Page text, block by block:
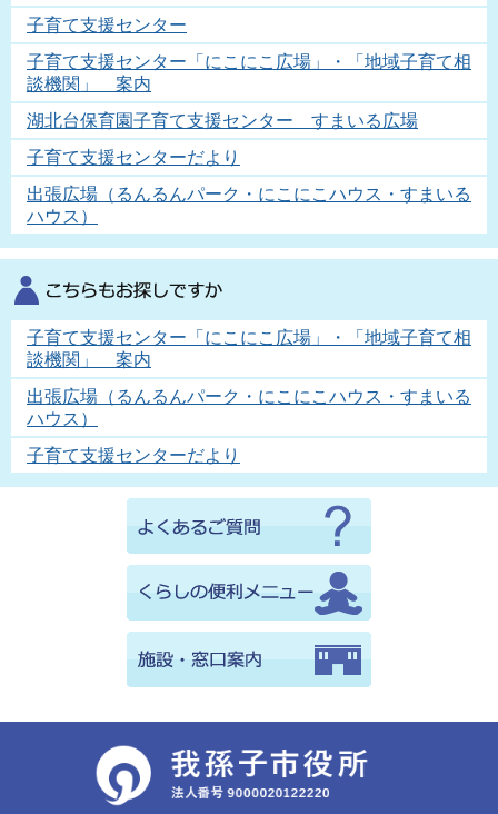
子育て支援センター
子育て支援センター「にこにこ広場」・「地域子育て相
談機関」 案内
湖北台保育園子育て支援センター すまいる広場
子育て支援センターだより
出張広場（るんるんパーク・にこにこハウス・すまいる
ハウス）
子育て支援センター「にこにこ広場」・「地域子育て相
談機関」 案内
出張広場（るんるんパーク・にこにこハウス・すまいる
ハウス）
子育て支援センターだより